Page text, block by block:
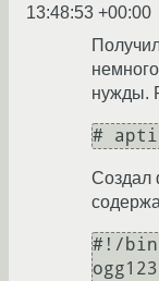
13:48:53 +00:00
нужды.
#
Создал
#!/